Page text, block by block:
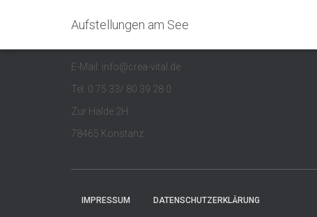
Aufstellungen am See
Kontakt
E-Mail: info@crea-vital.de
Tel. 0 75 33/ 80 39 28 0
Zur Halde 2H
78465 Konstanz
IMPRESSUM DATENSCHUTZERKLÄRUNG